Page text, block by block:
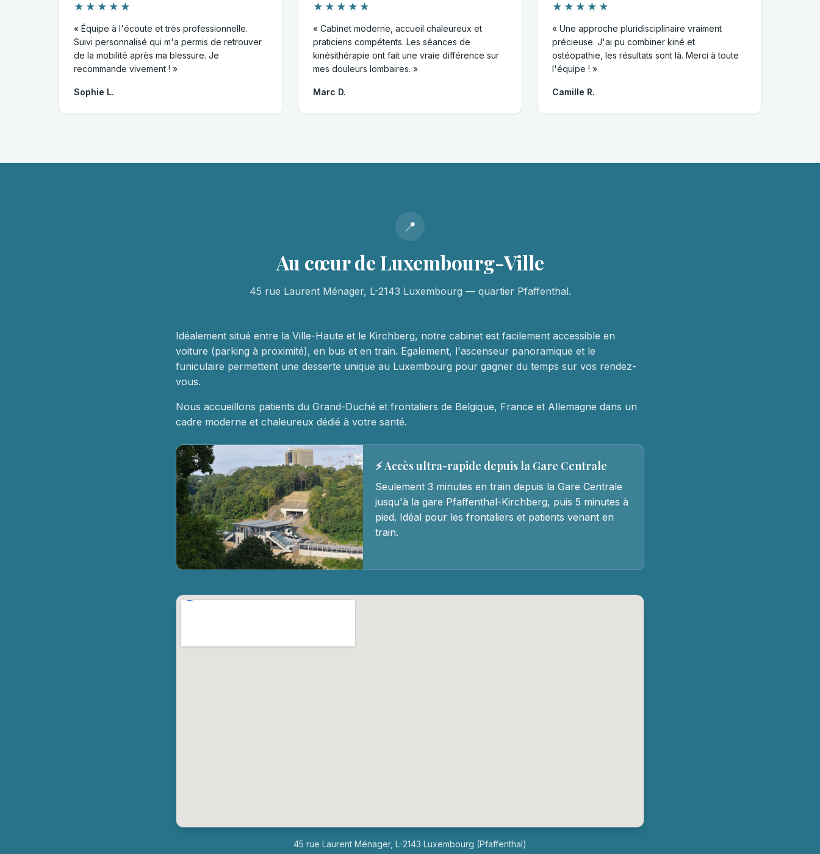
★★★★★
« Équipe à l'écoute et très professionnelle.
Suivi personnalisé qui m'a permis de retrouver
de la mobilité après ma blessure. Je
recommande vivement ! »
Sophie L.
★★★★★
« Cabinet moderne, accueil chaleureux et
praticiens compétents. Les séances de
kinésithérapie ont fait une vraie différence sur
mes douleurs lombaires. »
Marc D.
★★★★★
« Une approche pluridisciplinaire vraiment
précieuse. J'ai pu combiner kiné et
ostéopathie, les résultats sont là. Merci à toute
l'équipe ! »
Camille R.
📍
Au cœur de Luxembourg-Ville
45 rue Laurent Ménager, L-2143 Luxembourg — quartier Pfaffenthal.
Idéalement situé entre la Ville-Haute et le Kirchberg, notre cabinet est facilement accessible en
voiture (parking à proximité), en bus et en train. Egalement, l'ascenseur panoramique et le
funiculaire permettent une desserte unique au Luxembourg pour gagner du temps sur vos rendez-
vous.
Nous accueillons patients du Grand-Duché et frontaliers de Belgique, France et Allemagne dans un
cadre moderne et chaleureux dédié à votre santé.
⚡ Accès ultra-rapide depuis la Gare Centrale
Seulement 3 minutes en train depuis la Gare Centrale
jusqu'à la gare Pfaffenthal-Kirchberg, puis 5 minutes à
pied. Idéal pour les frontaliers et patients venant en
train.
45 rue Laurent Ménager, L-2143 Luxembourg (Pfaffenthal)